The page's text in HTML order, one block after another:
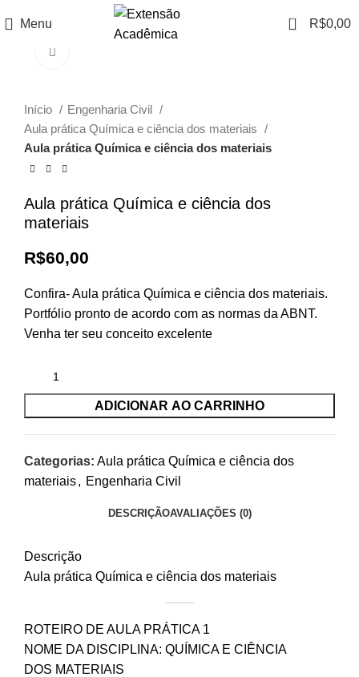
Menu 0 R$0,00
Início
Engenharia Civil
Aula prática Química e ciência dos materiais
Aula prática Química e ciência dos materiais
Aula prática Química e ciência dos
materiais
R$60,00
Confira- Aula prática Química e ciência dos materiais.
Portfólio pronto de acordo com as normas da ABNT.
Venha ter seu conceito excelente
ADICIONAR AO CARRINHO
Categorias: Aula prática Química e ciência dos
materiais, Engenharia Civil
DESCRIÇÃOAVALIAÇÕES (0)
Descrição
Aula prática Química e ciência dos materiais
ROTEIRO DE AULA PRÁTICA 1
NOME DA DISCIPLINA: QUÍMICA E CIÊNCIA
DOS MATERIAIS